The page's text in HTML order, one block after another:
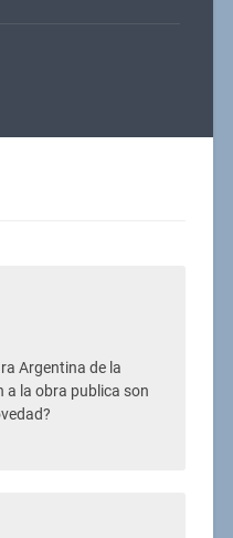
Argentina de la
a la obra publica son